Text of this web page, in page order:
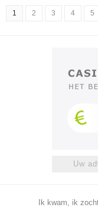
1 2 3 4 5
Uw
Ik kwam, ik